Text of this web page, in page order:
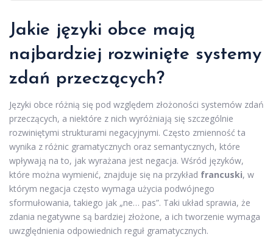
Jakie języki obce mają
najbardziej rozwinięte systemy
zdań przeczących?
Języki obce różnią się pod względem złożoności systemów zdań
przeczących, a niektóre z nich wyróżniają się szczególnie
rozwiniętymi strukturami negacyjnymi. Często zmienność ta
wynika z różnic gramatycznych oraz semantycznych, które
wpływają na to, jak wyrażana jest negacja. Wśród języków,
które można wymienić, znajduje się na przykład francuski, w
którym negacja często wymaga użycia podwójnego
sformułowania, takiego jak „ne… pas”. Taki układ sprawia, że
zdania negatywne są bardziej złożone, a ich tworzenie wymaga
uwzględnienia odpowiednich reguł gramatycznych.